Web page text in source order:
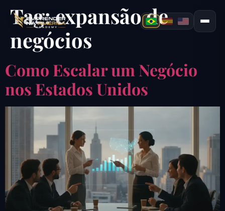
Tag:expansão de
negócios
Como Escalar um Negócio
nos Estados Unidos